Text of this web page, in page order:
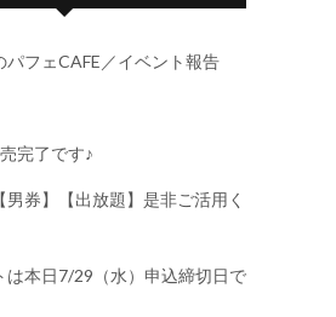
フェCAFE／イベント報告
完了です♪
男券】【出放題】是非ご活用く
は本日7/29（水）申込締切日で